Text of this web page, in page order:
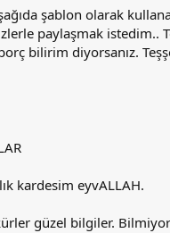
ı
ç
t
şablon olarak
paylaşmak istedim..
bilirim diyorsanız.
kardesim eyvALLAH.
güzel bilgiler.